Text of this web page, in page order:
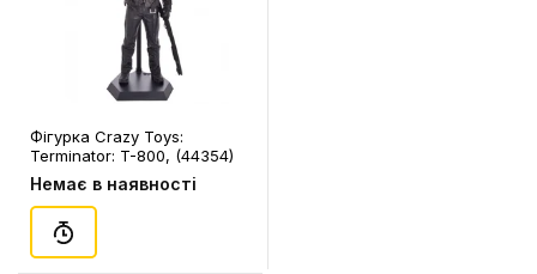
Фігурка Crazy Toys:
Terminator: T-800, (44354)
Немає в наявності